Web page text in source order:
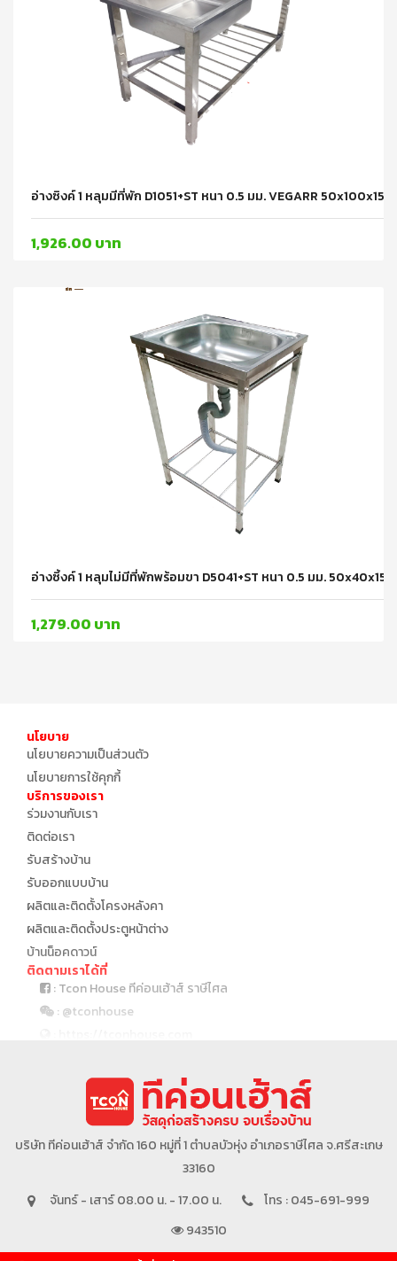
อ่างซิงค์ 1 หลุมมีที่พัก D1051+ST หนา 0.5 มม. VEGARR
1,926.00 บาท
อ่างซิ้งค์ 1 หลุมไม่มีที่พักพร้อมขา D5041+ST หนา 0.5 มม. 50x40x15
1,279.00 บาท
นโยบาย
นโยบายความเป็นส่วนตัว
นโยบายการใช้คุกกี้
บริการของเรา
ร่วมงานกับเรา
ติดต่อเรา
รับสร้างบ้าน
รับออกแบบบ้าน
ผลิตและติดตั้งโครงหลังคา
ผลิตและติดตั้งประตูหน้าต่าง
บ้านน็อคดาวน์
ติดตามเราได้ที่
: Tcon House ทีค่อนเฮ้าส์ ราษีไศล
: @tconhouse
บริษัทในเครือ
บริษัท ทีค่อนเฮ้าส์ จำกัด 160 หมู่ที่ 1 ตำบลบัวหุ่ง อำเภอราษีไศล จ.ศรีสะเกษ
33160
จันทร์ - เสาร์ 08.00 น. - 17.00 น.
โทร : 045-691-999
943510